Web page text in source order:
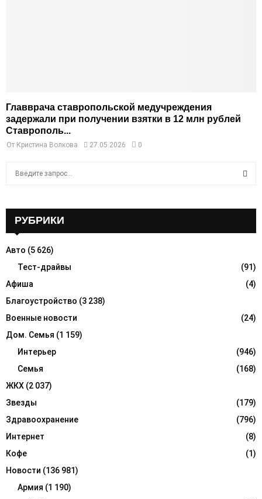
Главврача ставропольской медучреждения
задержали при получении взятки в 12 млн рублей
Ставрополь...
От Кристина Волкова 27.05.2026 0
o
R
C
H
РУБРИКИ
Авто (5 626)
Тест-драйвы
(91)
Афиша
(4)
Благоустройство (3 238)
Военные новости
(24)
Дом. Семья (1 159)
Интерьер
(946)
Семья
(168)
ЖКХ (2 037)
Звезды
(179)
Здравоохранение
(796)
Интернет
(8)
Кофе
(1)
Новости (136 981)
Армия (1 190)